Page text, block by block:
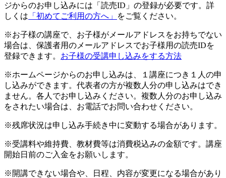
ジからのお申し込みには「読売ID」の登録が必要です。詳
しくは 「初めてご利用の方へ」 をご覧ください。
※お子様の講座で、お子様がメールアドレスをお持ちでない
場合は、保護者用のメールアドレスでお子様用の読売IDを
登録できます。 お子様の受講申し込みをする方法
※ホームページからのお申し込みは、１講座につき１人の申
し込みができます。代表者の方が複数人分の申し込みはでき
ません。各人でお申し込みください。複数人分のお申し込み
をされたい場合は、お電話でお問い合わせください。
※残席状況は申し込み手続き中に変動する場合があります。
※受講料や維持費、教材費等は消費税込みの金額です。講座
開始日前のご入金をお願いします。
※開講できない場合や、日程、内容が変更になる場合があり